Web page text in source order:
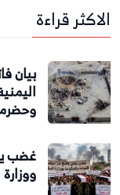
الاكثر قراءة
بيان
غضب